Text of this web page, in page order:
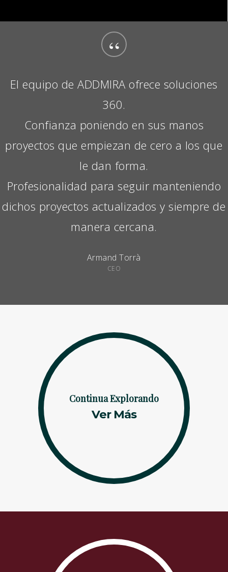
“
El equipo de ADDMIRA ofrece soluciones
360.
Confianza poniendo en sus manos
proyectos que empiezan de cero a los que
le dan forma.
Profesionalidad para seguir manteniendo
dichos proyectos actualizados y siempre de
manera cercana.
Armand Torrà
CEO
Continua Explorando
Ver Más